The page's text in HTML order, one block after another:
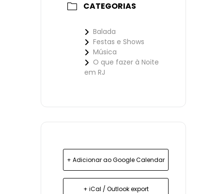
CATEGORIAS
Balada
Festas e Shows
Música
O que fazer à Noite
em RJ
+ Adicionar ao Google Calendar
+ iCal / Outlook export